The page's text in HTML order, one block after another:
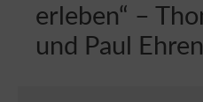
erleben“ –
und Paul